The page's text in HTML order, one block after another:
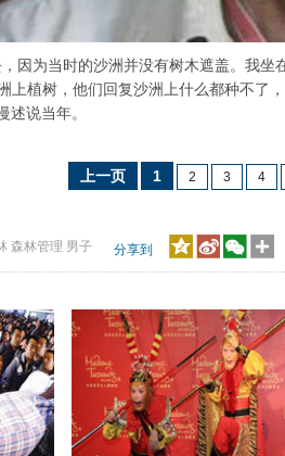
为当时的沙洲并没有树木遮盖。我坐
上植树，他们回复沙洲上什么都种不了
述说当年。
上一页 1 2 3 4
森林管理 男子 分享到